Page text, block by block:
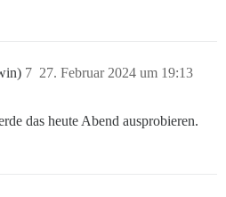
27. Februar 2024 um 19:13
7
das heute Abend ausprobieren.